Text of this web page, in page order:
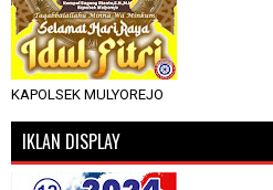
KAPOLSEK MULYOREJO
IKLAN DISPLAY